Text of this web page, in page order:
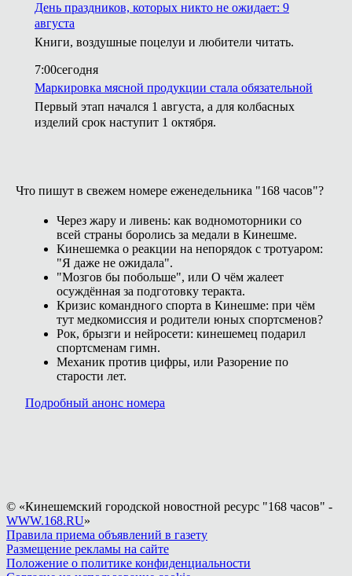
День праздников, которых никто не ожидает: 9
августа
Книги, воздушные поцелуи и любители читать.
7:00сегодня
Маркировка мясной продукции стала обязательной
Первый этап начался 1 августа, а для колбасных
изделий срок наступит 1 октября.
Что пишут в свежем номере еженедельника "168 часов"?
Через жару и ливень: как водномоторники со
всей страны боролись за медали в Кинешме.
Кинешемка о реакции на непорядок с тротуаром:
"Я даже не ожидала".
"Мозгов бы побольше", или О чём жалеет
осуждённая за подготовку теракта.
Кризис командного спорта в Кинешме: при чём
тут медкомиссия и родители юных спортсменов?
Рок, брызги и нейросети: кинешемец подарил
спортсменам гимн.
Механик против цифры, или Разорение по
старости лет.
Подробный анонс номера
© «Кинешемский городской новостной ресурс "168 часов" -
WWW.168.RU»
Правила приема объявлений в газету
Размещение рекламы на сайте
Положение о политике конфиденциальности